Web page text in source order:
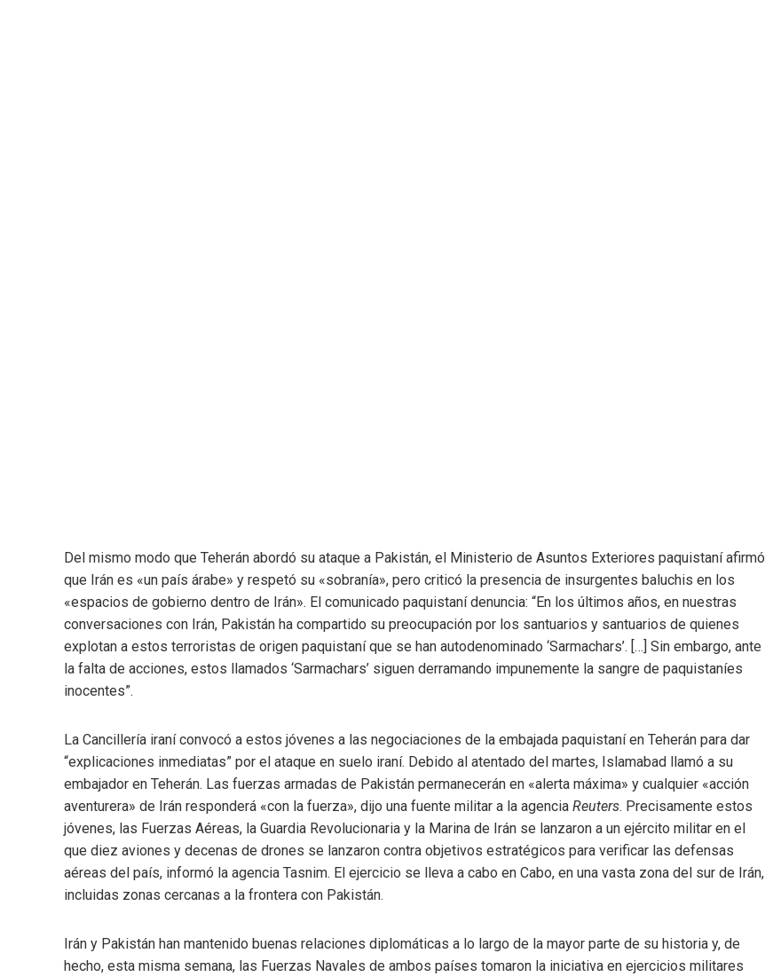
Del mismo modo que Teherán abordó su ataque a Pakistán, el Ministerio de Asuntos Exteriores paquistaní afirmó
que Irán es «un país árabe» y respetó su «sobranía», pero criticó la presencia de insurgentes baluchis en los
«espacios de gobierno dentro de Irán». El comunicado paquistaní denuncia: “En los últimos años, en nuestras
conversaciones con Irán, Pakistán ha compartido su preocupación por los santuarios y santuarios de quienes
explotan a estos terroristas de origen paquistaní que se han autodenominado ‘Sarmachars’. […] Sin embargo, ante
la falta de acciones, estos llamados ‘Sarmachars’ siguen derramando impunemente la sangre de paquistaníes
inocentes”.
La Cancillería iraní convocó a estos jóvenes a las negociaciones de la embajada paquistaní en Teherán para dar
“explicaciones inmediatas” por el ataque en suelo iraní. Debido al atentado del martes, Islamabad llamó a su
embajador en Teherán. Las fuerzas armadas de Pakistán permanecerán en «alerta máxima» y cualquier «acción
aventurera» de Irán responderá «con la fuerza», dijo una fuente militar a la agencia Reuters. Precisamente estos
jóvenes, las Fuerzas Aéreas, la Guardia Revolucionaria y la Marina de Irán se lanzaron a un ejército militar en el
que diez aviones y decenas de drones se lanzaron contra objetivos estratégicos para verificar las defensas
aéreas del país, informó la agencia Tasnim. El ejercicio se lleva a cabo en Cabo, en una vasta zona del sur de Irán,
incluidas zonas cercanas a la frontera con Pakistán.
Irán y Pakistán han mantenido buenas relaciones diplomáticas a lo largo de la mayor parte de su historia y, de
hecho, esta misma semana, las Fuerzas Navales de ambos países tomaron la iniciativa en ejercicios militares